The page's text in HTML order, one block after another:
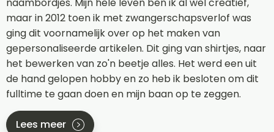
maar in 2012 toen ik met zwangerschapsverlof was
ging dit voornamelijk over op het maken van
gepersonaliseerde artikelen. Dit ging van shirtjes, naar
het bewerken van zo'n beetje alles. Het werd een uit
de hand gelopen hobby en zo heb ik besloten om dit
fulltime te gaan doen en mijn baan op te zeggen.
Lees meer